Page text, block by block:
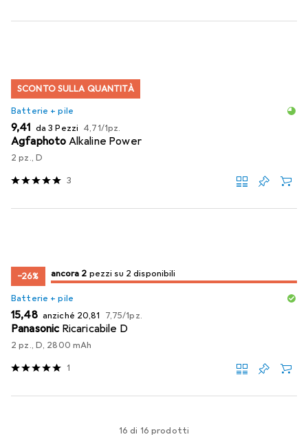
SCONTO SULLA QUANTITÀ
Batterie + pile
EUR
9,41 da 3 Pezzi EUR
4,71/1pz.
Agfaphoto Alkaline Power
2 pz., D
3
−26% 2/ 2
2/ 2 in vendita
ancora 2 pezzi su 2 disponibili
Batterie + pile
EUR
15,48 anziché EUR
20,81 EUR
7,75/1pz.
Panasonic Ricaricabile D
2 pz., D, 2800 mAh
1
16 di 16 prodotti